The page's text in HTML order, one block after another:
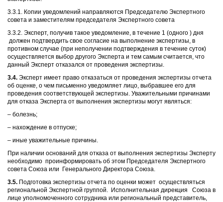
3.3.1. Копии уведомлений направляются Председателю Экспертного
совета и заместителям председателя Экспертного совета
3.3.2. Эксперт, получив такое уведомление, в течение 1 (одного ) дня
должен подтвердить свое согласие на выполнение экспертизы, в
противном случае (при неполучении подтверждения в течение суток)
осуществляется выбор другого Эксперта и тем самым считается, что
данный Эксперт отказался от проведения экспертизы.
3.4. Эксперт имеет право отказаться от проведения экспертизы отчета
об оценке, о чем письменно уведомляет лицо, выбравшее его для
проведения соответствующей экспертизы. Уважительными причинами
для отказа Эксперта от выполнения экспертизы могут являться:
– болезнь;
– нахождение в отпуске;
– иные уважительные причины.
При наличии оснований для отказа от выполнения экспертизы Эксперту
необходимо проинформировать об этом Председателя Экспертного
совета Союза или Генерального Директора Союза.
3.5. Подготовка экспертизы отчета по оценки может осуществляться
региональной Экспертной группой. Исполнительная дирекция Союза в
лице уполномоченного сотрудника или региональный представитель,